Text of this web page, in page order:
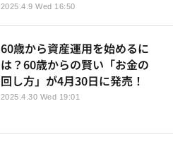
2025.4.9 Wed 16:50
60歳から資産運用を始めるに
は？60歳からの賢い「お金の
回し方」が4月30日に発売！
2025.4.30 Wed 19:01